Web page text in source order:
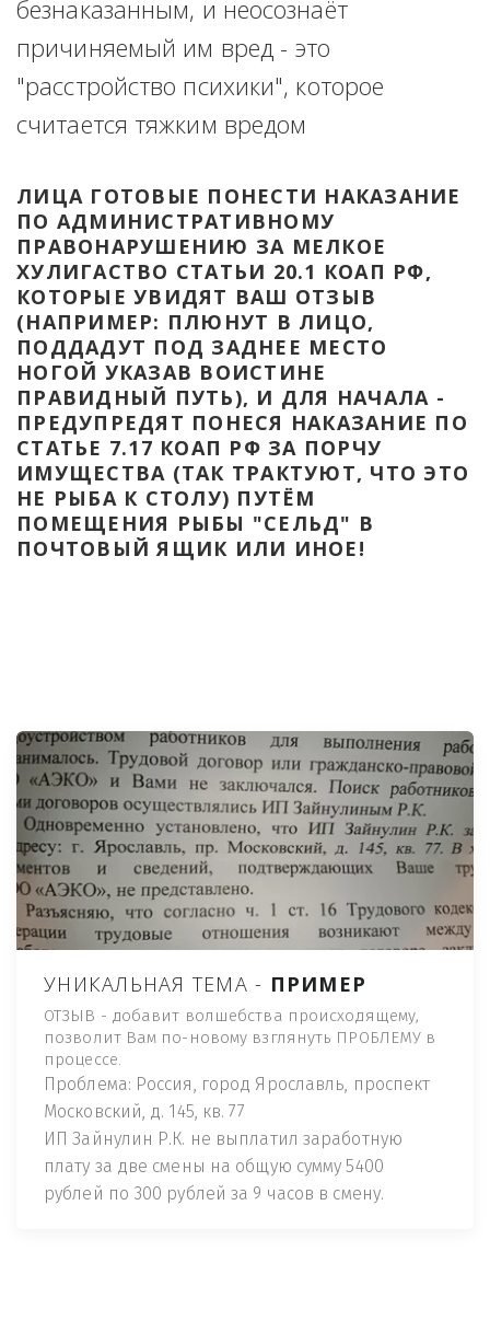
безнаказанным, и неосознаёт
причиняемый им вред - это
"расстройство психики", которое
считается тяжким вредом
ЛИЦА ГОТОВЫЕ ПОНЕСТИ НАКАЗАНИЕ
ПО АДМИНИСТРАТИВНОМУ
ПРАВОНАРУШЕНИЮ ЗА МЕЛКОЕ
ХУЛИГАСТВО СТАТЬИ 20.1 КОАП РФ,
КОТОРЫЕ УВИДЯТ ВАШ ОТЗЫВ
(НАПРИМЕР: ПЛЮНУТ В ЛИЦО,
ПОДДАДУТ ПОД ЗАДНЕЕ МЕСТО
НОГОЙ УКАЗАВ ВОИСТИНЕ
ПРАВИДНЫЙ ПУТЬ), И ДЛЯ НАЧАЛА -
ПРЕДУПРЕДЯТ ПОНЕСЯ НАКАЗАНИЕ ПО
СТАТЬЕ 7.17 КОАП РФ ЗА ПОРЧУ
ИМУЩЕСТВА (ТАК ТРАКТУЮТ, ЧТО ЭТО
НЕ РЫБА К СТОЛУ) ПУТЁМ
ПОМЕЩЕНИЯ РЫБЫ "СЕЛЬД" В
ПОЧТОВЫЙ ЯЩИК ИЛИ ИНОЕ!
УНИКАЛЬНАЯ ТЕМА - ПРИМЕР
ОТЗЫВ - добавит волшебства происходящему,
позволит Вам по-новому взглянуть ПРОБЛЕМУ в
процессе.
Проблема: Россия, город Ярославль, проспект
Московский, д. 145, кв. 77
ИП Зайнулин Р.К. не выплатил заработную
плату за две смены на общую сумму 5400
рублей по 300 рублей за 9 часов в смену.